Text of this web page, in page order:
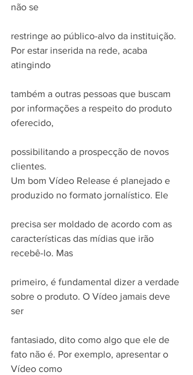
não se
restringe ao público-alvo da instituição.
Por estar inserida na rede, acaba
atingindo
também a outras pessoas que buscam
por informações a respeito do produto
oferecido,
possibilitando a prospecção de novos
clientes.
Um bom Vídeo Release é planejado e
produzido no formato jornalístico. Ele
precisa ser moldado de acordo com as
características das mídias que irão
recebê-lo. Mas
primeiro, é fundamental dizer a verdade
sobre o produto. O Vídeo jamais deve
ser
fantasiado, dito como algo que ele de
fato não é. Por exemplo, apresentar o
Vídeo como